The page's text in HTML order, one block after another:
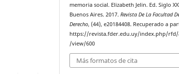
memoria social. Elizabeth Jelin. Ed. Siglo
Buenos Aires. 2017.Revista De La Facultad
Derecho, (44), e20184408. Recuperado a
https://revista.fder.edu.uy/index.php/
/view/600
Más formatos de cita